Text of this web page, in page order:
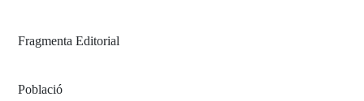
Fragmenta Editorial
Població